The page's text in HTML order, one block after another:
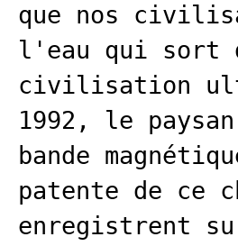
que nos
l'eau qui sort
civilisation
1992, le
bande
patente de ce
enregistrent